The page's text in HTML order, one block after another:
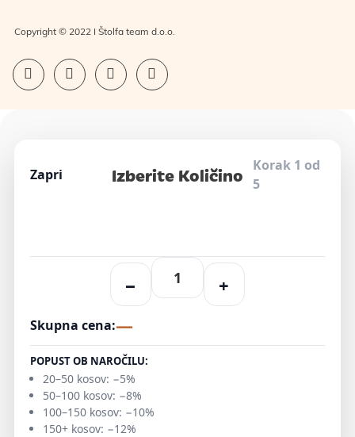
Copyright © 2022 I Štolfa team d.o.o.
Zapri Izberite Količino
Korak 1 od
5
− +
Skupna cena:—
POPUST OB NAROČILU:
20–50 kosov: −5%
50–100 kosov: −8%
100–150 kosov: −10%
150+ kosov: −12%